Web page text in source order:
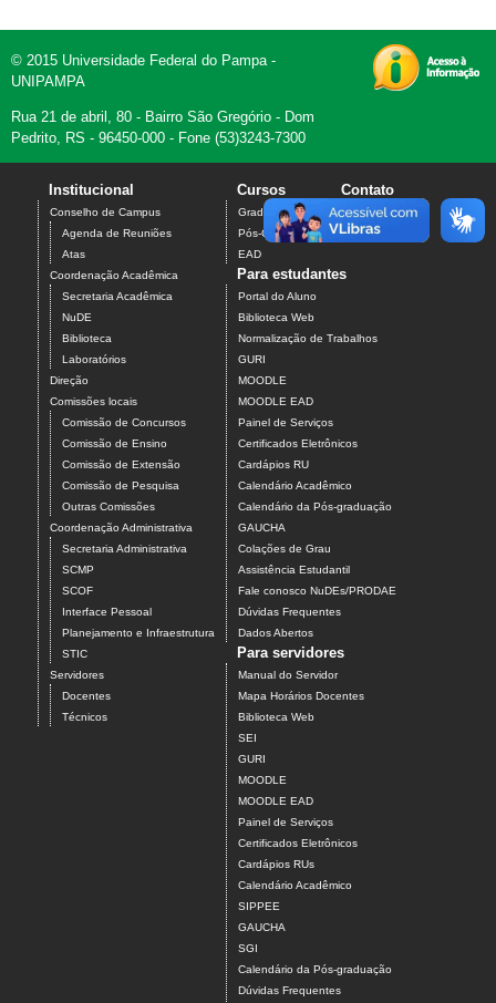
© 2015 Universidade Federal do Pampa -
UNIPAMPA
Rua 21 de abril, 80 - Bairro São Gregório - Dom
Pedrito, RS - 96450-000 - Fone (53)3243-7300
Institucional
Conselho de Campus
Agenda de Reuniões
Atas
Coordenação Acadêmica
Secretaria Acadêmica
NuDE
Biblioteca
Laboratórios
Direção
Comissões locais
Comissão de Concursos
Comissão de Ensino
Comissão de Extensão
Comissão de Pesquisa
Outras Comissões
Coordenação Administrativa
Secretaria Administrativa
SCMP
SCOF
Interface Pessoal
Planejamento e Infraestrutura
STIC
Servidores
Docentes
Técnicos
Cursos
Graduação
Pós-Graduação
EAD
Contato
Para estudantes
Portal do Aluno
Biblioteca Web
Normalização de Trabalhos
GURI
MOODLE
MOODLE EAD
Painel de Serviços
Certificados Eletrônicos
Cardápios RU
Calendário Acadêmico
Calendário da Pós-graduação
GAUCHA
Colações de Grau
Assistência Estudantil
Fale conosco NuDEs/PRODAE
Dúvidas Frequentes
Dados Abertos
Para servidores
Manual do Servidor
Mapa Horários Docentes
Biblioteca Web
SEI
GURI
MOODLE
MOODLE EAD
Painel de Serviços
Certificados Eletrônicos
Cardápios RUs
Calendário Acadêmico
SIPPEE
GAUCHA
SGI
Calendário da Pós-graduação
Dúvidas Frequentes